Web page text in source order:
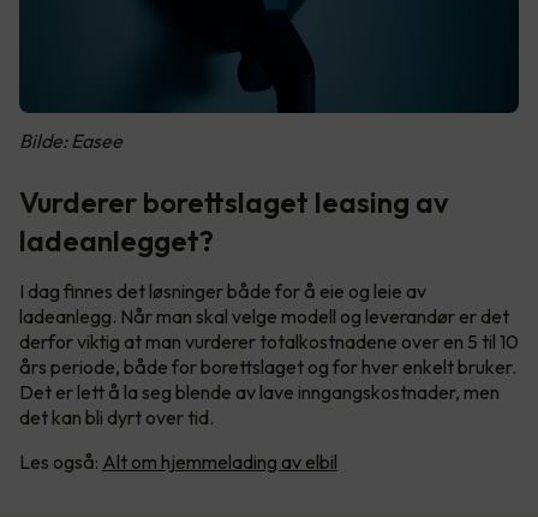
Bilde: Easee
Vurderer borettslaget leasing av
ladeanlegget?
I dag finnes det løsninger både for å eie og leie av
ladeanlegg. Når man skal velge modell og leverandør er det
derfor viktig at man vurderer totalkostnadene over en 5 til 10
års periode, både for borettslaget og for hver enkelt bruker.
Det er lett å la seg blende av lave inngangskostnader, men
det kan bli dyrt over tid.
Les også: Alt om hjemmelading av elbil